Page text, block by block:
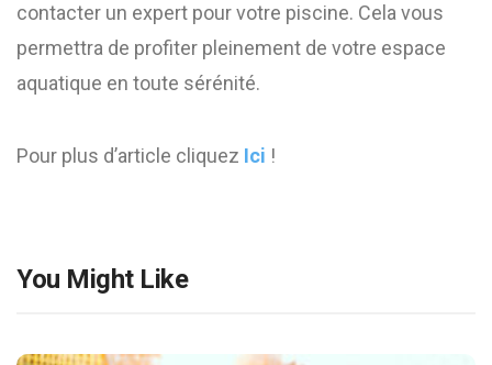
contacter un expert pour votre piscine. Cela vous
permettra de profiter pleinement de votre espace
aquatique en toute sérénité.
Pour plus d’article cliquez Ici !
You Might Like